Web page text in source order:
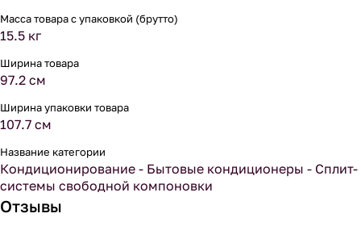
Масса товара с упаковкой (брутто)
15.5 кг
Ширина товара
97.2 см
Ширина упаковки товара
107.7 см
Название категории
Кондиционирование - Бытовые кондиционеры - Сплит-
системы свободной компоновки
Отзывы